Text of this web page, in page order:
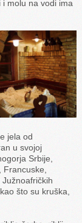
molu na vodi ima
jela od
u svojoj
Srbije,
što su kruška,